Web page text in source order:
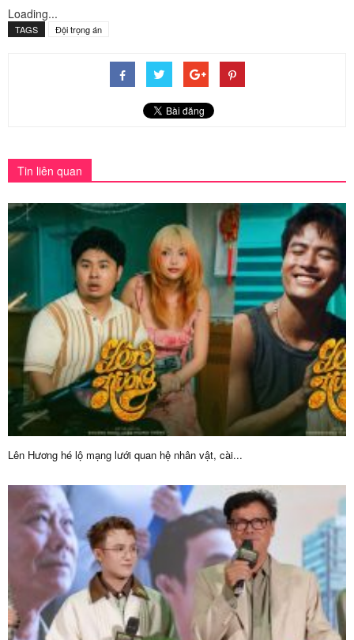
Loading...
TAGS Đội trọng án
Tin liên quan
Lên Hương hé lộ mạng lưới quan hệ nhân vật, cài...